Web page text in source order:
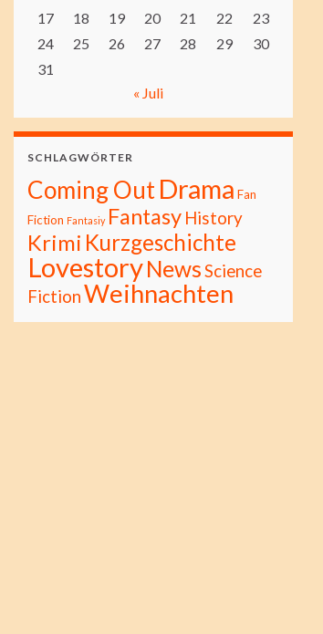
17
18 19 20 21 22
23
24
25 26 27 28 29
30
31
« Juli
SCHLAGWÖRTER
Coming OutDrama Fan
Fiction Fantasiy Fantasy History
Krimi Kurzgeschichte
LovestoryNewsScience
FictionWeihnachten